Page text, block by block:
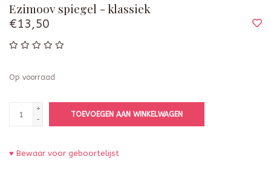
Ezimoov spiegel - klassiek
€13,50
Op voorraad
+
-
TOEVOEGEN AAN WINKELWAGEN
♥ Bewaar voor geboortelijst